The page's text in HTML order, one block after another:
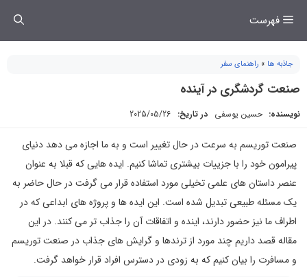
فهرست
جاذبه ها » راهنمای سفر
صنعت گردشگری در آینده
نویسنده: حسین یوسفی در تاریخ: 2025/05/26
صنعت توریسم به سرعت در حال تغییر است و به ما اجازه می دهد دنیای
پیرامون خود را با جزییات بیشتری تماشا کنیم. ایده هایی که قبلا به عنوان
عنصر داستان های علمی تخیلی مورد استفاده قرار می گرفت در حال حاضر به
یک مسئله طبیعی تبدیل شده است. این ایده ها و پروژه های ابداعی که در
اطراف ما نیز حضور دارند، اینده و اتفاقات آن را جذاب تر می کنند. در این
مقاله قصد داریم چند مورد از ترندها و گرایش های جذاب در صنعت توریسم
و مسافرت را بیان کنیم که به زودی در دسترس افراد قرار خواهد گرفت.